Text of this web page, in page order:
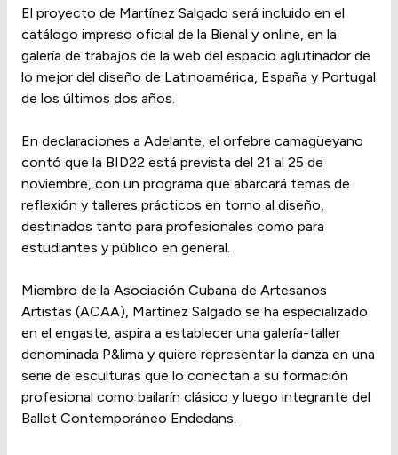
El proyecto de Martínez Salgado será incluido en el
catálogo impreso oficial de la Bienal y online, en la
galería de trabajos de la web del espacio aglutinador de
lo mejor del diseño de Latinoamérica, España y Portugal
de los últimos dos años.
En declaraciones a Adelante, el orfebre camagüeyano
contó que la BID22 está prevista del 21 al 25 de
noviembre, con un programa que abarcará temas de
reflexión y talleres prácticos en torno al diseño,
destinados tanto para profesionales como para
estudiantes y público en general.
Miembro de la Asociación Cubana de Artesanos
Artistas (ACAA), Martínez Salgado se ha especializado
en el engaste, aspira a establecer una galería-taller
denominada P&lima y quiere representar la danza en una
serie de esculturas que lo conectan a su formación
profesional como bailarín clásico y luego integrante del
Ballet Contemporáneo Endedans.